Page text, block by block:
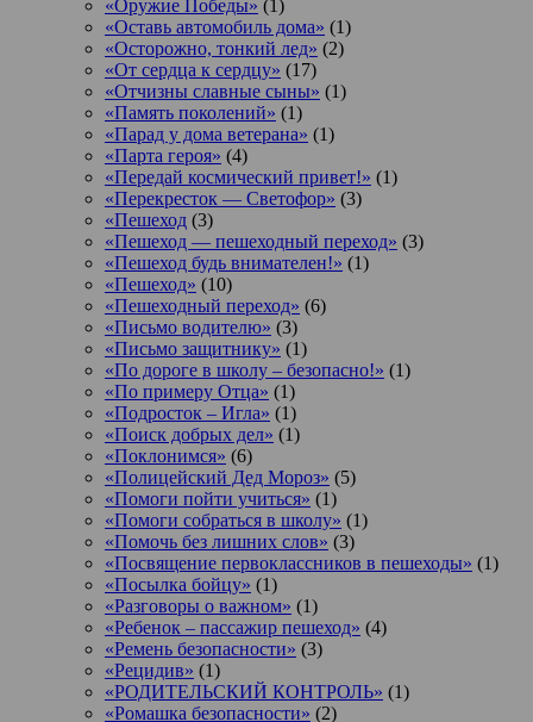
«Оружие Победы» (1)
«Оставь автомобиль дома» (1)
«Осторожно, тонкий лед» (2)
«От сердца к сердцу» (17)
«Отчизны славные сыны» (1)
«Память поколений» (1)
«Парад у дома ветерана» (1)
«Парта героя» (4)
«Передай космический привет!» (1)
«Перекресток — Светофор» (3)
«Пешеход (3)
«Пешеход — пешеходный переход» (3)
«Пешеход будь внимателен!» (1)
«Пешеход» (10)
«Пешеходный переход» (6)
«Письмо водителю» (3)
«Письмо защитнику» (1)
«По дороге в школу – безопасно!» (1)
«По примеру Отца» (1)
«Подросток ‒ Игла» (1)
«Поиск добрых дел» (1)
«Поклонимся» (6)
«Полицейский Дед Мороз» (5)
«Помоги пойти учиться» (1)
«Помоги собраться в школу» (1)
«Помочь без лишних слов» (3)
«Посвящение первоклассников в пешеходы» (1)
«Посылка бойцу» (1)
«Разговоры о важном» (1)
«Ребенок – пассажир пешеход» (4)
«Ремень безопасности» (3)
«Рецидив» (1)
«РОДИТЕЛЬСКИЙ КОНТРОЛЬ» (1)
«Ромашка безопасности» (2)